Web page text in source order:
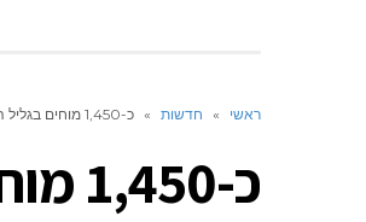
ראשי » חדשות » כ-1,450 מוחים בגליל המערבי
כ-1,450 מוחים בגליל המערבי